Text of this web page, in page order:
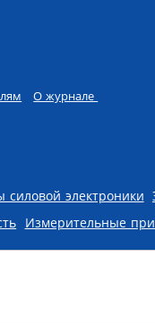
О журнале
силовой электроники
Измерительные